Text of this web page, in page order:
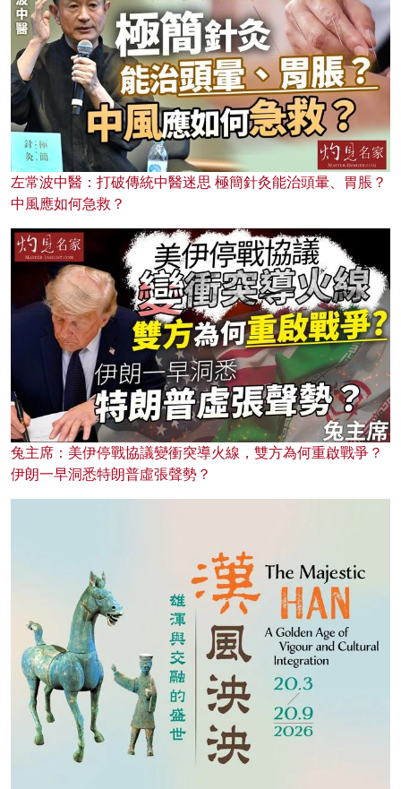
左常波中醫：打破傳統中醫迷思 極簡針灸能治頭暈、胃脹？
中風應如何急救？
兔主席：美伊停戰協議變衝突導火線，雙方為何重啟戰爭？
伊朗一早洞悉特朗普虛張聲勢？